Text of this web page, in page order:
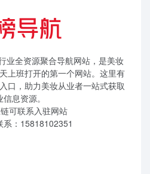
业全资源聚合导航网站，是美妆
上班打开的第一个网站。这里有
口，助力美妆从业者一站式获取
息资源。
可联系入驻网站
系：15818102351